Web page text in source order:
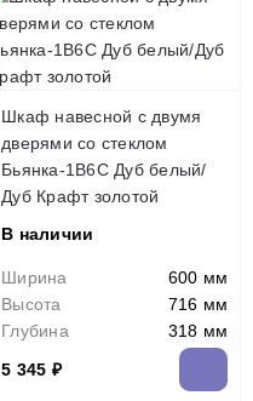
Шкаф навесной c двумя
дверями со стеклом
Бьянка-1В6С Дуб белый/
Дуб Крафт золотой
В наличии
Ширина
600 мм
Высота
716 мм
Глубина
318 мм
5 345 ₽